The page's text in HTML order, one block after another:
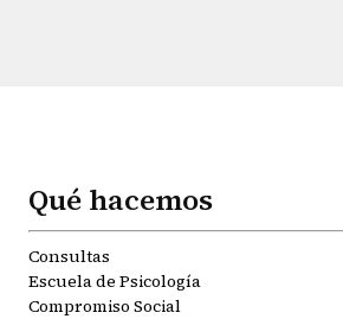
Qué hacemos
Consultas
Escuela de Psicología
Compromiso Social